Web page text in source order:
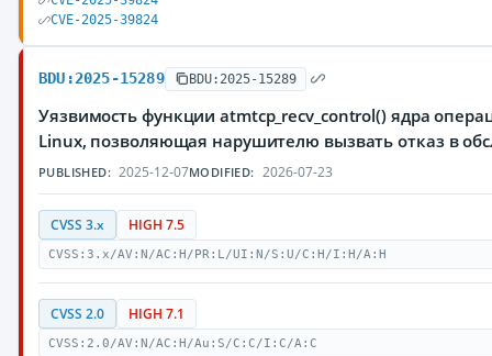
CVE-2025-39824
BDU:2025-15289 BDU:2025-15289
Уязвимость функции atmtcp_recv_control() ядра
Linux, позволяющая нарушителю вызвать отказ в
PUBLISHED: 2025-12-07MODIFIED: 2026-07-23
CVSS 3.x HIGH 7.5
CVSS:3.x/AV:N/AC:H/PR:L/UI:N/S:U/C:H/I:H/A:H
CVSS 2.0 HIGH 7.1
CVSS:2.0/AV:N/AC:H/Au:S/C:C/I:C/A:C